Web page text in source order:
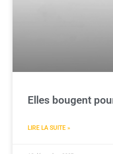
Elles bougent
LIRE LA SUITE »